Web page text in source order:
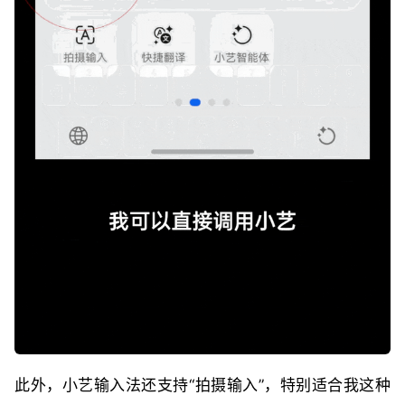
此外，小艺输入法还支持“拍摄输入”，特别适合我这种